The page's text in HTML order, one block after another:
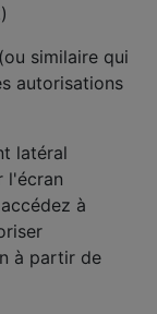
similaire qui
autorisations
latéral
l'écran
à
à partir de